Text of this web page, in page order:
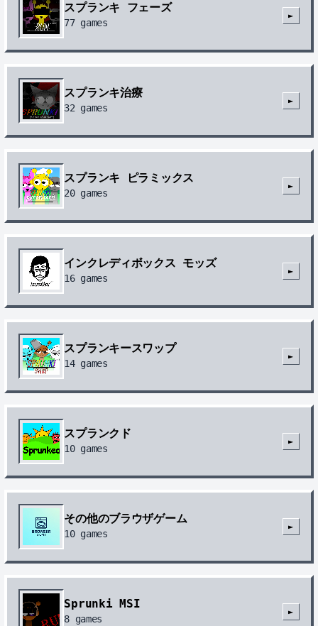
スプランキ フェーズ
77games
►
スプランキ治療
32games
►
スプランキ ピラミックス
20games
►
インクレディボックス モッズ
16games
►
スプランキースワップ
14games
►
スプランクド
10games
►
その他のブラウザゲーム
10games
►
Sprunki MSI
8 games
►